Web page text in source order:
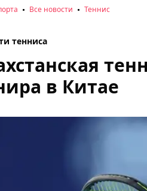
Все новости Теннис
тенниса
в Китае